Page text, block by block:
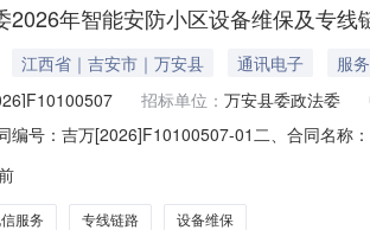
2026年智能安防小区设备维保及专线
江西省｜吉安市｜万安县 通讯电子
服务
招标单位： 万安县委政法委
编号：吉万[2026]F10100507-01二、合同名称
安市万安县河西新区市场南路（幸福家园对面
服务 专线链路 设备维保